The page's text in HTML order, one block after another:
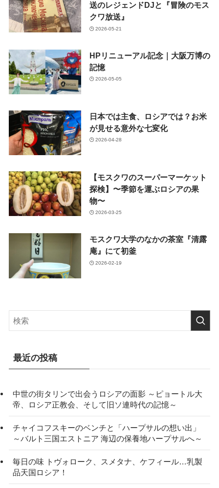
送のレジェンドDJと『冒険のモス
クワ放送』
2026-05-21
HPリニューアル記念｜大阪万博の
記憶
2026-05-05
日本では主食、ロシアでは？お米
が見せる意外な七変化
2026-04-28
【モスクワのスーパーマーケット
探検】〜季節を運ぶロシアの果
物〜
2026-03-25
モスクワ大学のなかの茶室『清露
庵』にて初釜
2026-02-19
最近の投稿
中世の街タリンで出会うロシアの面影 ～ピョートル大
帝、ロシア正教会、そして旧ソ連時代の記憶～
チャイコフスキーのベンチと「ハープサルの想い出」
～バルト三国エストニア 海辺の保養地ハープサルへ～
毎日の味 トヴォローク、スメタナ、ケフィール…乳製
品天国ロシア！